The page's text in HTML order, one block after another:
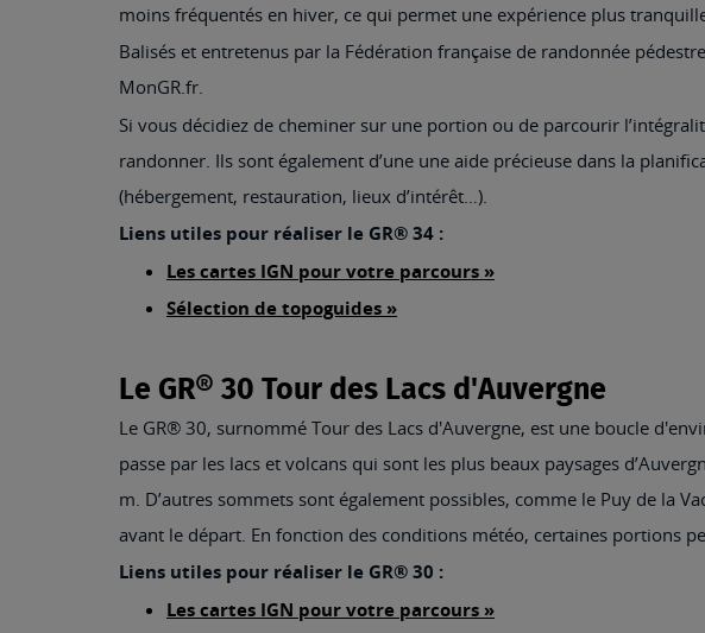
moins fréquentés en hiver, ce qui permet une expérience plus
Balisés et entretenus par la Fédération française de randonnée
MonGR.fr.
Si vous décidiez de cheminer sur une portion ou de parcourir
randonner. Ils sont également d’une une aide précieuse dans la
(hébergement, restauration, lieux d’intérêt…).
Liens utiles pour réaliser le GR® 34 :
Les cartes IGN pour votre parcours »
Sélection de topoguides »
Le GR® 30 Tour des Lacs d'Auvergne
Le GR® 30, surnommé Tour des Lacs d'Auvergne, est une boucle
passe par les lacs et volcans qui sont les plus beaux paysages
m. D’autres sommets sont également possibles, comme le Puy de la
avant le départ. En fonction des conditions météo, certaines portions
Liens utiles pour réaliser le GR® 30 :
Les cartes IGN pour votre parcours »